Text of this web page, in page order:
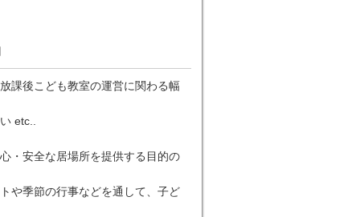
課後こども教室の運営に関わる幅
etc..
・安全な居場所を提供する目的の
や季節の行事などを通して、子ど